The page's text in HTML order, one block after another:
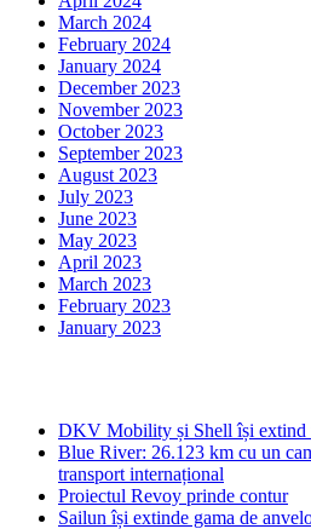
March 2024
February 2024
January 2024
December 2023
November 2023
October 2023
September 2023
August 2023
July 2023
June 2023
May 2023
April 2023
March 2023
February 2023
January 2023
DKV Mobility și Shell își extind
Blue River: 26.123 km cu un
transport internațional
Proiectul Revoy prinde contur
Sailun își extinde gama de